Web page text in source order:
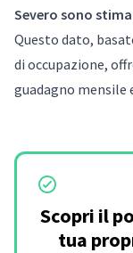
Severo sono
Questo dato,
di occupazione,
guadagno mensile
Scopri il
tua